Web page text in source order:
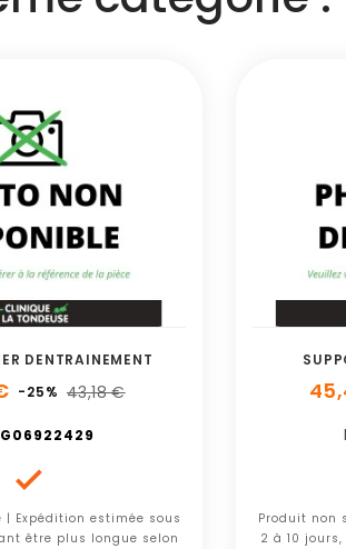
DENTRAINEMENT
-25% 43,18 €
G06922429

| Expédition estimée sous
être plus longue selon
Produit non
2 à 10